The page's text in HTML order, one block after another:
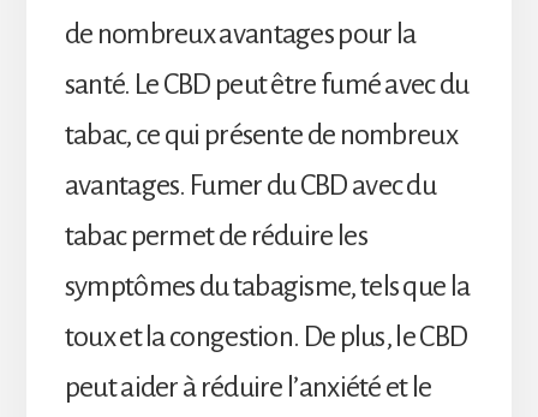
de nombreux avantages pour la
santé. Le CBD peut être fumé avec du
tabac, ce qui présente de nombreux
avantages. Fumer du CBD avec du
tabac permet de réduire les
symptômes du tabagisme, tels que la
toux et la congestion. De plus, le CBD
peut aider à réduire l’anxiété et le